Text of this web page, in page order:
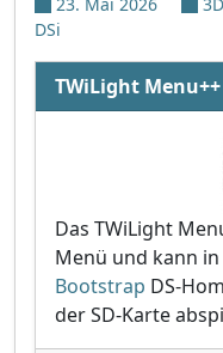
DSi
TWiLight Menu++
Das TWiLight
Menü und kann
Bootstrap DS-
der SD-Karte